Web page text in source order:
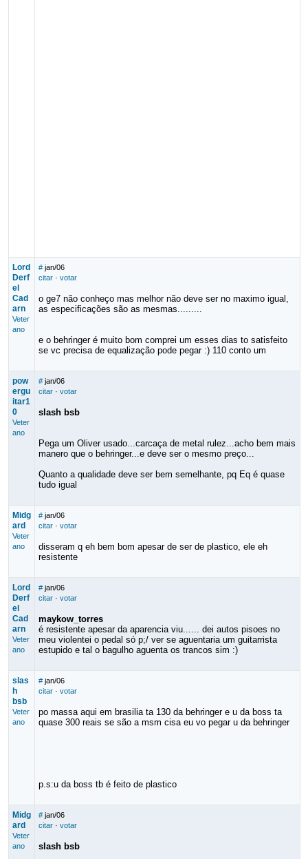
Lord
Derf
el
Cad
arn
Veter
ano
# jan/06
citar· votar
o ge7 não conheço mas melhor não deve ser no maximo igual,
as especificações são as mesmas.........
e o behringer é muito bom comprei um esses dias to satisfeito
se vc precisa de equalização pode pegar :) 110 conto um
pow
ergu
itar1
0
Veter
ano
# jan/06
citar· votar
slash bsb
Pega um Oliver usado...carcaça de metal rulez...acho bem mais
manero que o behringer...e deve ser o mesmo preço...
Quanto a qualidade deve ser bem semelhante, pq Eq é quase
tudo igual
Midg
ard
Veter
ano
# jan/06
citar· votar
disseram q eh bem bom apesar de ser de plastico, ele eh
resistente
Lord
Derf
el
Cad
arn
Veter
ano
# jan/06
citar· votar
maykow_torres
é resistente apesar da aparencia viu...... dei autos pisoes no
meu violentei o pedal só p;/ ver se aguentaria um guitarrista
estupido e tal o bagulho aguenta os trancos sim :)
slas
h
bsb
Veter
ano
# jan/06
citar· votar
po massa aqui em brasilia ta 130 da behringer e u da boss ta
quase 300 reais se são a msm cisa eu vo pegar u da behringer
p.s:u da boss tb é feito de plastico
Midg
ard
Veter
ano
# jan/06
citar· votar
slash bsb